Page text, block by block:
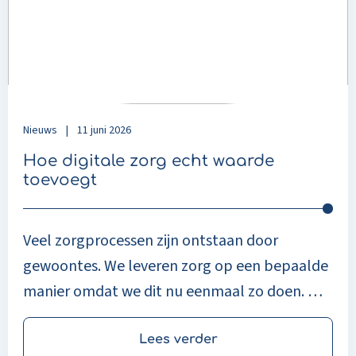
Nieuws | 11 juni 2026
Hoe digitale zorg echt waarde
toevoegt
Veel zorgprocessen zijn ontstaan door
gewoontes. We leveren zorg op een bepaalde
manier omdat we dit nu eenmaal zo doen. Op
het ICT & Health Congres bespraken Thomas
Timmers, medeoprichter van Patient Journey
Lees verder